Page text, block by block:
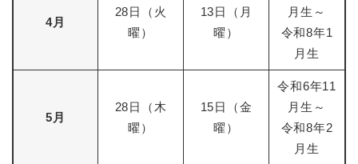
4月
28日（火
曜）
13日（月
曜）
月生～
令和8年1
月生
5月
28日（木
曜）
15日（金
曜）
令和6年11
月生～
令和8年2
月生